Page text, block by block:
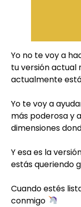
Yo no te voy a
tu versión actual
actualmente
Yo te voy a
más poderosa y
dimensiones
Y esa es la
estás queriendo
Cuando estés
conmigo